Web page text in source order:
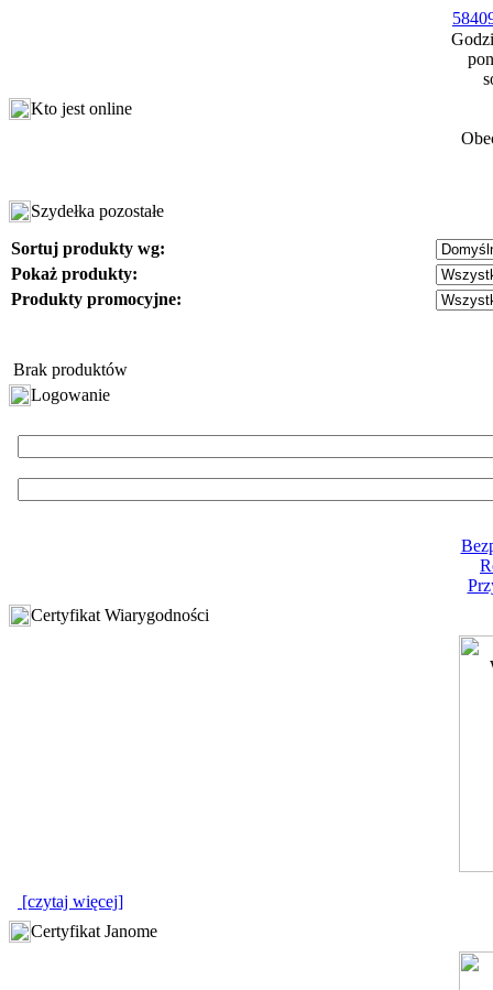
Kto jest online
Szydełka pozostałe
Sortuj produkty wg:
Pokaż produkty:
Produkty promocyjne:
Brak produktów
Logowanie
Certyfikat Wiarygodności
[czytaj więcej]
Certyfikat Janome